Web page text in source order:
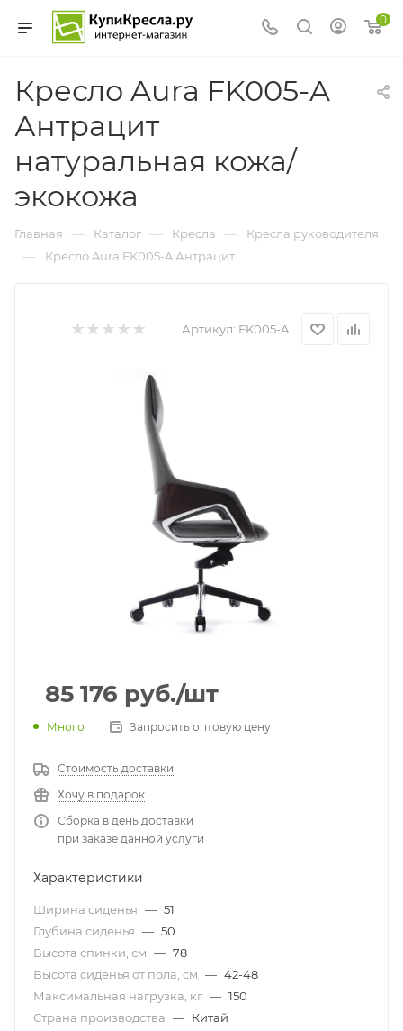
0
Кресло Aura FK005-A
Антрацит
натуральная кожа/
экокожа
Главная — Каталог — Кресла — Кресла руководителя
— Кресло Aura FK005-A Антрацит
Артикул: FK005-A
85 176 руб./шт
Много Запросить оптовую цену
Стоимость доставки
Хочу в подарок
Сборка в день доставки
при заказе данной услуги
Характеристики
Ширина сиденья — 51
Глубина сиденья — 50
Высота спинки, см — 78
Высота сиденья от пола, см — 42-48
Максимальная нагрузка, кг — 150
Страна производства — Китай